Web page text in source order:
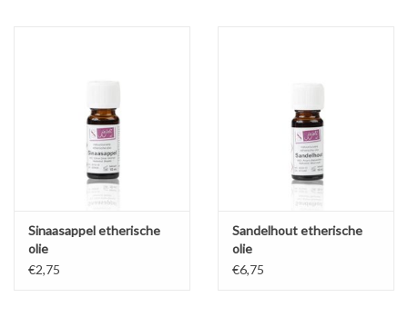
Sinaasappel etherische
olie
€2,75
Sandelhout etherische
olie
€6,75